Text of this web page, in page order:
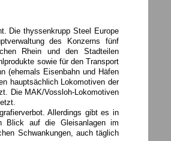
Die thyssenkrupp Steel Europe
des Konzerns fünf
Rhein und den Stadteilen
sowie für den Transport
(ehemals Eisenbahn und Häfen
hauptsächlich Lokomotiven der
Die MAK/Vossloh-Lokomotiven
Allerdings gibt es in
Blick auf die Gleisanlagen im
Schwankungen, auch täglich